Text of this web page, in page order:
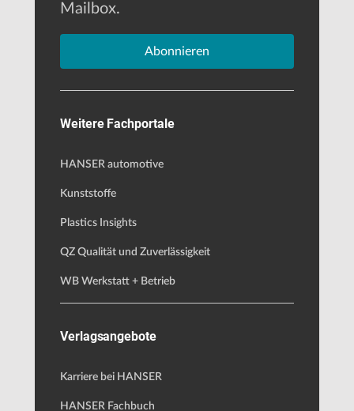
Mailbox.
Abonnieren
Weitere Fachportale
HANSER automotive
Kunststoffe
Plastics Insights
QZ Qualität und Zuverlässigkeit
WB Werkstatt + Betrieb
Verlagsangebote
Karriere bei HANSER
HANSER Fachbuch